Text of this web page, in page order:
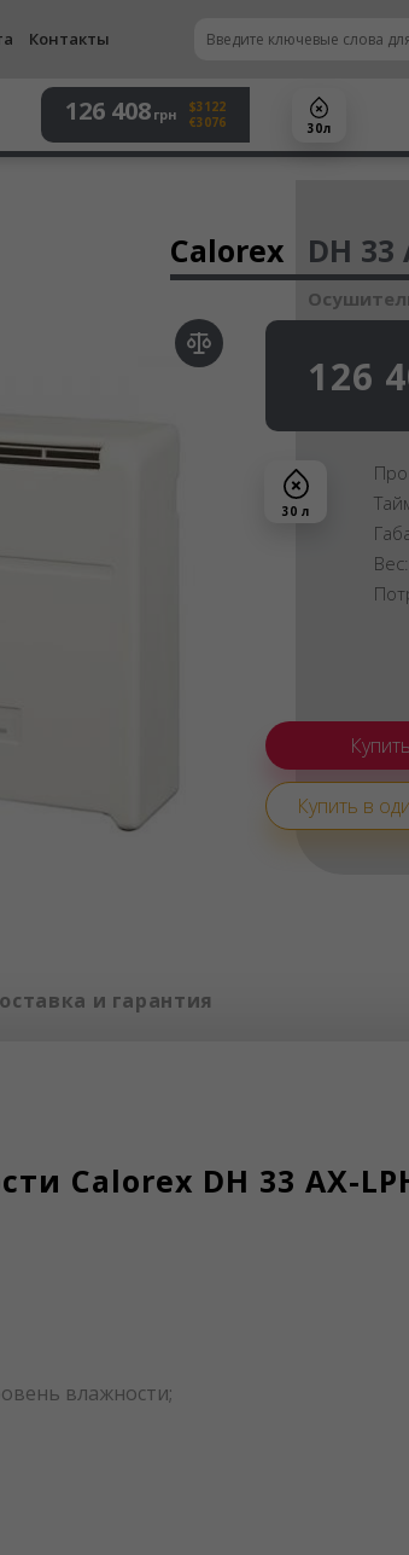
Контакты
126 408 грн
$3122
€3076
30 л
30 л
Calorex DH 33
126
Купить в
и гарантия
Calorex DH 33 AX-
влажности;